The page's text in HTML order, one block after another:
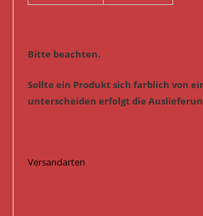
Bitte beachten.
Sollte ein Produkt sich farblich von
unterscheiden erfolgt die
Versandarten